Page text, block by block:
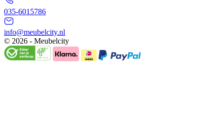
035-6015786
info@meubelcity.nl
© 2026 - Meubelcity